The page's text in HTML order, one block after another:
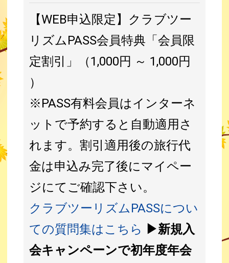
【WEB申込限定】クラブツー
リズムPASS会員特典「会員限
定割引」（1,000円 ～ 1,000円
）
※PASS有料会員はインターネ
ットで予約すると自動適用さ
れます。割引適用後の旅行代
金は申込み完了後にマイペー
ジにてご確認下さい。
クラブツーリズムPASSについ
ての質問集はこちら ▶新規入
会キャンペーンで初年度年会